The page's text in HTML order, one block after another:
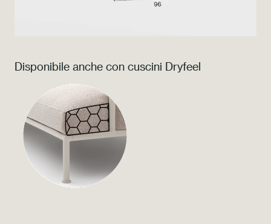
Store locator
EN IT
Disponibile anche con cuscini Dryfeel